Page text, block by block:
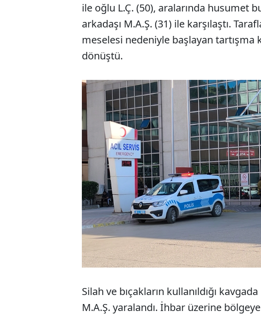
ile oğlu L.Ç. (50), aralarında husumet
arkadaşı M.A.Ş. (31) ile karşılaştı.
meselesi nedeniyle başlayan tartışma
dönüştü.
Silah ve bıçakların kullanıldığı
M.A.Ş. yaralandı. İhbar üzerine